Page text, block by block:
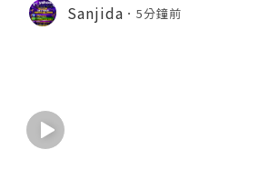
Sanjida 5分鐘前